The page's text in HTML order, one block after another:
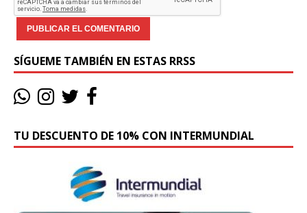
SÍGUEME TAMBIÉN EN ESTAS RRSS
TU DESCUENTO DE 10% CON INTERMUNDIAL